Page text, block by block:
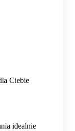
Ciebie
idealnie